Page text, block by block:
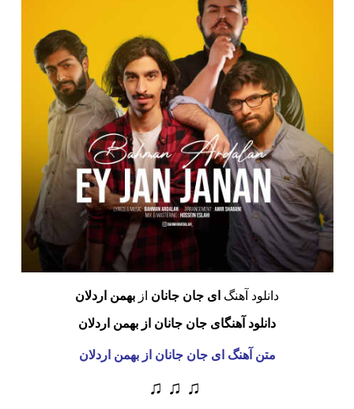
دانلود آهنگ ای جان جانان از بهمن اردلان
دانلود آهنگای جان جانان از بهمن اردلان
متن آهنگ ای جان جانان از بهمن اردلان
♫ ♫ ♫